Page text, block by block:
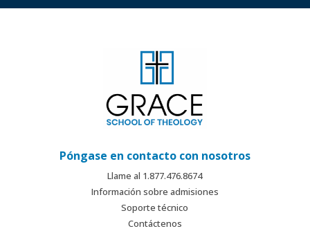
Póngase en contacto con nosotros
Llame al 1.877.476.8674
Información sobre admisiones
Soporte técnico
Contáctenos